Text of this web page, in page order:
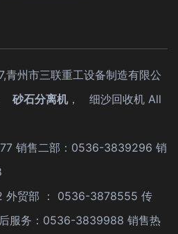
州市三联重工设备制造有限公
砂石分离机， 细沙回收机 All
销售二部：0536-3839296 销
外贸部 ： 0536-3878555 传
服务：0536-3839988 销售热